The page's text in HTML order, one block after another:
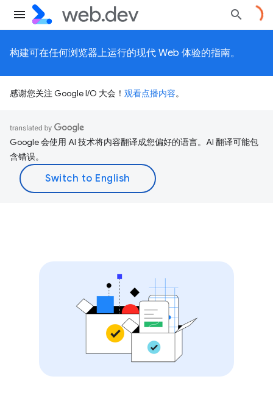
构建可在任何浏览器上运行的现代 Web 体验的指南。
感谢您关注 Google I/O 大会！ 观看点播内容。
Google 会使用 AI 技术将内容翻译成您偏好的语言。AI 翻译可能包
含错误。